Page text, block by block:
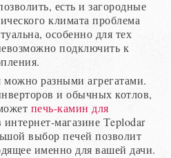
есть и загородные
климата проблема
особенно для тех
подключить к
разными агрегатами.
и обычных котлов,
печь-камин для
магазине Тeplodar
выбор печей позволит
именно для вашей дачи.